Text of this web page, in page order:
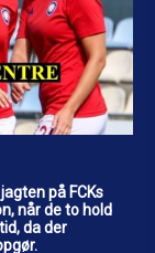
på FCKs
når de to hold
da der